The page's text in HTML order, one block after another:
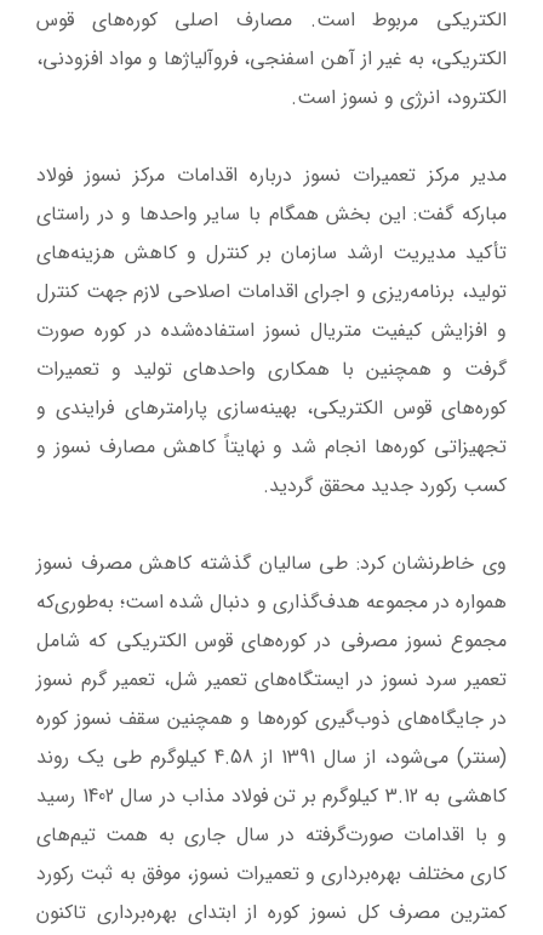
الکتریکی مربوط است. مصارف اصلی کوره‌های قوس
الکتریکی، به غیر از آهن اسفنجی، فروآلیاژها و مواد افزودنی،
الکترود، انرژی و نسوز است.
مدیر مرکز تعمیرات نسوز درباره اقدامات مرکز نسوز فولاد
مبارکه گفت: این بخش همگام با سایر واحدها و در راستای
تأکید مدیریت ارشد سازمان بر کنترل و کاهش هزینه‌های
تولید، برنامه‌ریزی و اجرای اقدامات اصلاحی لازم جهت کنترل
و افزایش کیفیت متریال نسوز استفاده‌شده در کوره صورت
گرفت و همچنین با همکاری واحدهای تولید و تعمیرات
کوره‌های قوس الکتریکی، بهینه‌سازی پارامترهای فرایندی و
تجهیزاتی کوره‌ها انجام شد و نهایتاً کاهش مصارف نسوز و
کسب رکورد جدید محقق گردید.
وی خاطرنشان کرد: طی سالیان گذشته کاهش مصرف نسوز
همواره در مجموعه هدف‌گذاری و دنبال شده است؛ به‌طوری‌که
مجموع نسوز مصرفی در کوره‌های قوس الکتریکی که شامل
تعمیر سرد نسوز در ایستگاه‌های تعمیر شل، تعمیر گرم نسوز
در جایگاه‌های ذوب‌گیری کوره‌ها و همچنین سقف نسوز کوره
(سنتر) می‌شود، از سال 1391 از 4.58 کیلوگرم طی یک روند
کاهشی به 3.12 کیلوگرم بر تن فولاد مذاب در سال 1402 رسید
و با اقدامات صورت‌گرفته در سال جاری به همت تیم‌های
کاری مختلف بهره‌برداری و تعمیرات نسوز، موفق به ثبت رکورد
کمترین مصرف کل نسوز کوره از ابتدای بهره‌برداری تاکنون